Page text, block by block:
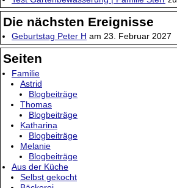
Die nächsten Ereignisse
Geburtstag Peter H am 23. Februar 2027
Seiten
Familie
Astrid
Blogbeiträge
Thomas
Blogbeiträge
Katharina
Blogbeiträge
Melanie
Blogbeiträge
Aus der Küche
Selbst gekocht